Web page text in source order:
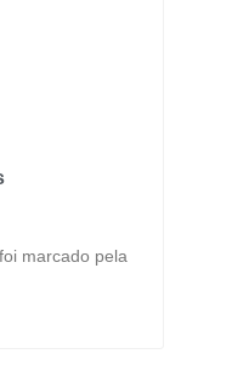
marcado pela